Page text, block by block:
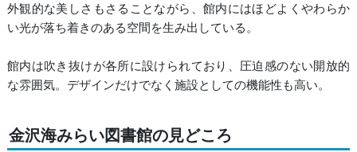
外観的な美しさもさることながら、館内にはほどよくやわらか
い光が落ち着きのある空間を生み出している。
館内は吹き抜けが各所に設けられており、圧迫感のない開放的
な雰囲気。デザインだけでなく施設としての機能性も高い。
金沢海みらい図書館の見どころ